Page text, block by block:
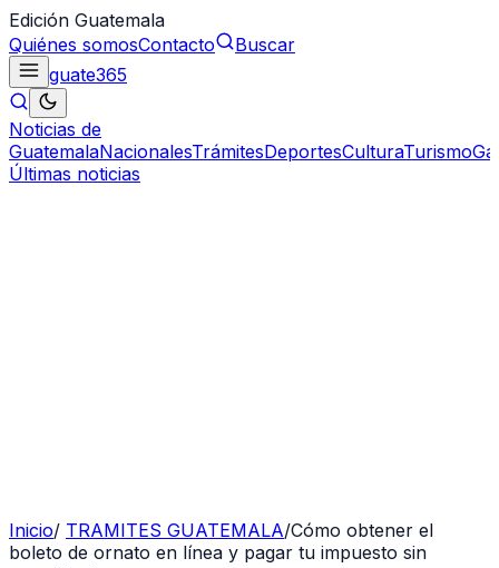
Edición Guatemala
Quiénes somosContacto
Buscar
guate365
Noticias de
GuatemalaNacionalesTrámitesDeportesCulturaTurismo
Últimas noticias
Inicio/ TRAMITES GUATEMALA/Cómo obtener el
boleto de ornato en línea y pagar tu impuesto sin